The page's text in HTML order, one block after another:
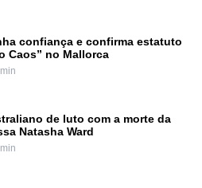
confiança e confirma estatuto
Caos” no Mallorca
de luto com a morte da
Natasha Ward